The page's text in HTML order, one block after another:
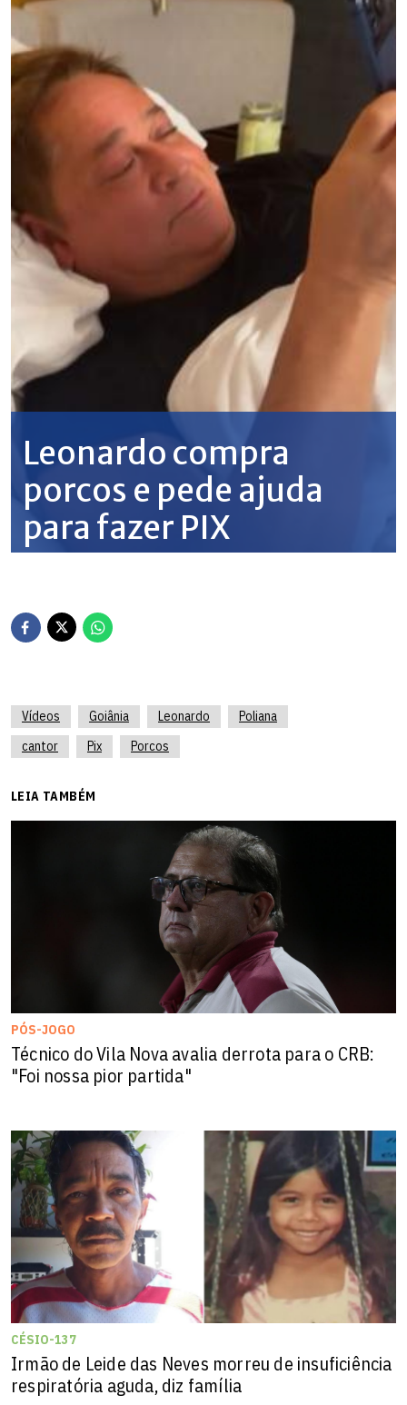
Vídeos Goiânia Leonardo
Poliana
cantor
Pix Porcos
LEIA TAMBÉM
PÓS-JOGO
Técnico do Vila Nova avalia derrota para o CRB:
"Foi nossa pior partida"
CÉSIO-137
Irmão de Leide das Neves morreu de insuficiência
respiratória aguda, diz família